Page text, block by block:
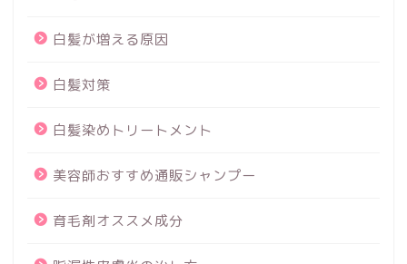
白髪が増える原因
白髪対策
白髪染めトリートメント
美容師おすすめ通販シャンプー
育毛剤オススメ成分